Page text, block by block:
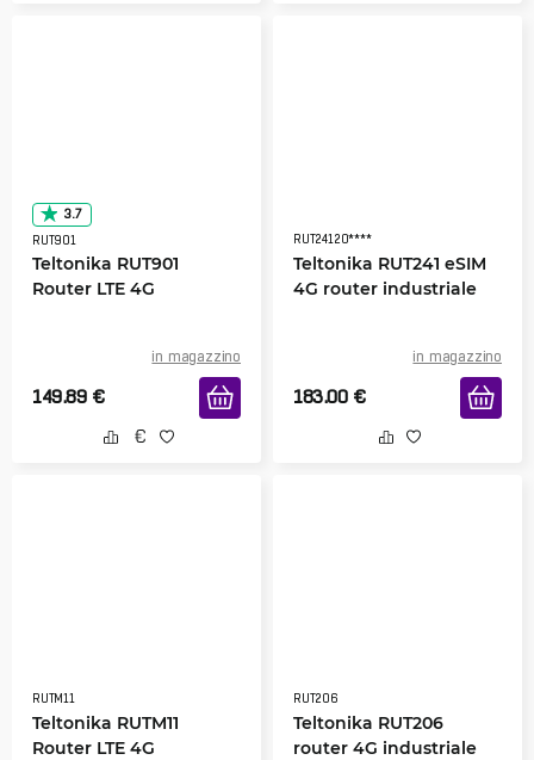
3.7
RUT901
Teltonika RUT901
Router LTE 4G
in magazzino
149.89 €
RUT24120****
Teltonika RUT241 eSIM
4G router industriale
in magazzino
183.00 €
RUTM11
Teltonika RUTM11
Router LTE 4G
RUT206
Teltonika RUT206
router 4G industriale